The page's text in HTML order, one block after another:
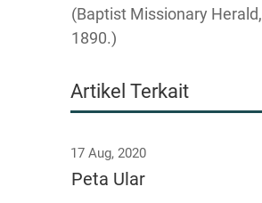
(Baptist Missionary Herald,
1890.)
Artikel Terkait
17 Aug, 2020
Peta Ular